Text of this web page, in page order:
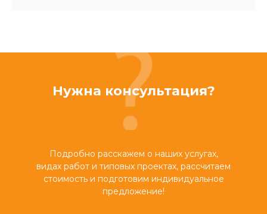
Нужна консультация?
Подробно расскажем о наших услугах,
видах работ и типовых проектах, рассчитаем
стоимость и подготовим индивидуальное
предложение!